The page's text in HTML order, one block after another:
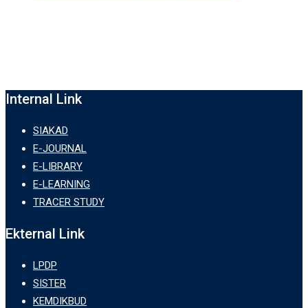
Internal Link
SIAKAD
E-JOURNAL
E-LIBRARY
E-LEARNING
TRACER STUDY
Ekternal Link
LPDP
SISTER
KEMDIKBUD